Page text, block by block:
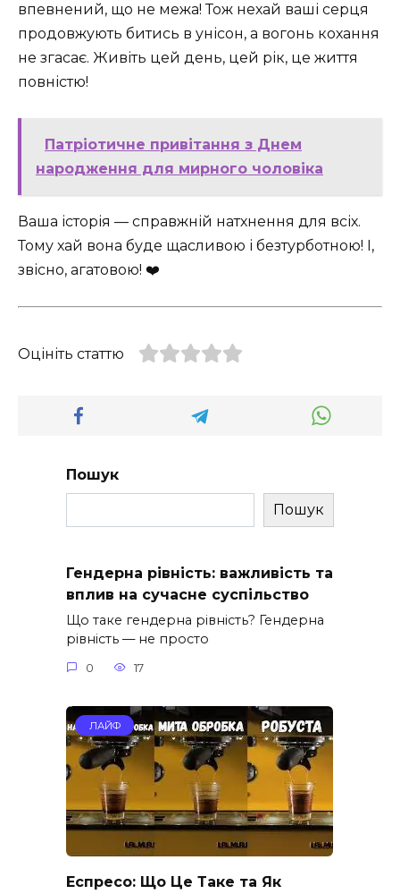
впевнений, що не межа! Тож нехай ваші серця
продовжують битись в унісон, а вогонь кохання
не згасає. Живіть цей день, цей рік, це життя
повністю!
Патріотичне привітання з Днем
народження для мирного чоловіка
Ваша історія — справжній натхнення для всіх.
Тому хай вона буде щасливою і безтурботною! І,
звісно, агатовою! ❤️
Оцініть статтю
Пошук
Пошук
Гендерна рівність: важливість та
вплив на сучасне суспільство
Що таке гендерна рівність? Гендерна
рівність — не просто
0 17
ЛАЙФ
Еспресо: Що Це Таке та Як